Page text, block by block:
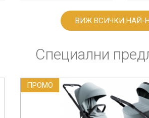
ВИЖ ВСИЧКИ НАЙ-
Специални
ПРОМO